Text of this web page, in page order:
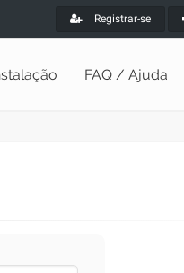
Registrar-se
FAQ / Ajuda